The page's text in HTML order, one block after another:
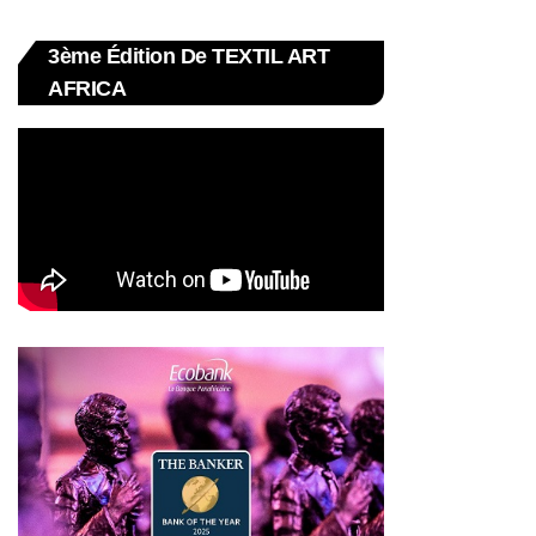
3ème Édition De TEXTIL ART
AFRICA